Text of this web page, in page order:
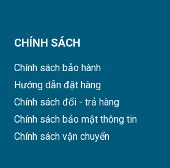
CHÍNH SÁCH
Chính sách bảo hành
Hướng dẫn đặt hàng
Chính sách đổi - trả hàng
Chính sách bảo mật thông tin
Chính sách vận chuyển